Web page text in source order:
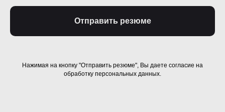
Отправить резюме
Нажимая на кнопку "Отправить резюме", Вы даете согласие на
обработку персональных данных.